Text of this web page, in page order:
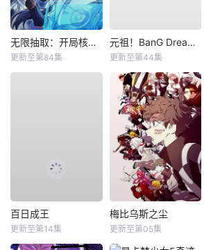
无限抽取：开局核平修仙世界动态漫
更新至第84集
元祖！BanG Dream酱
更新至第44集
百日成王
更新至第14集
梅比乌斯之尘
更新至第05集